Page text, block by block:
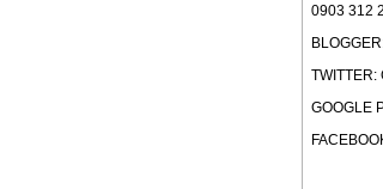
0903 312
TWITTER:
GOOGLE